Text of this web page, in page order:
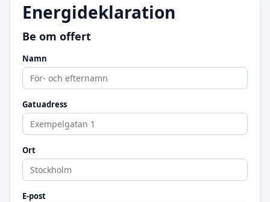
Energideklaration
Be om offert
Namn
Gatuadress
Ort
E-post